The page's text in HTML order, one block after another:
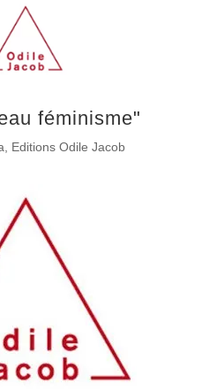
féminisme"
Editions Odile Jacob